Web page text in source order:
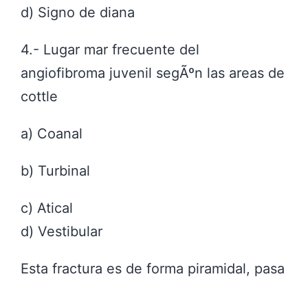
d) Signo de diana
4.- Lugar mar frecuente del
angiofibroma juvenil segÃºn las areas de
cottle
a) Coanal
b) Turbinal
c) Atical
d) Vestibular
Esta fractura es de forma piramidal, pasa